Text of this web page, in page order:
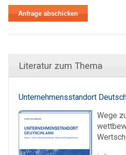
Literatur zum Thema
Unternehmensstandort
Wege